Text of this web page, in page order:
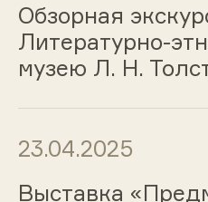
Обзорная
Литературно-
музею Л. Н.
23.04.2025
Выставка